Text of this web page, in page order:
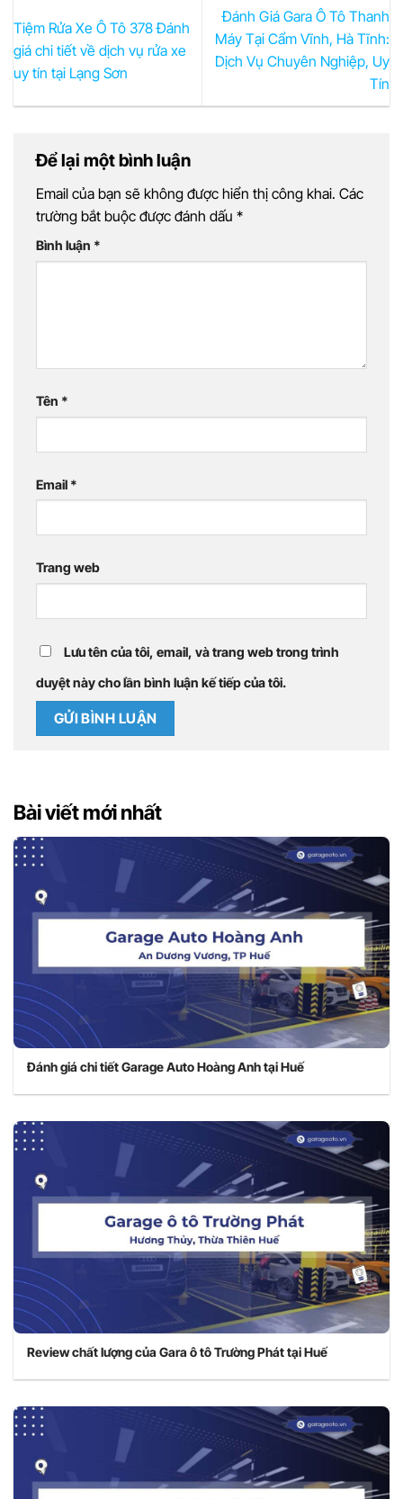
Tiệm Rửa Xe Ô Tô 378 Đánh
giá chi tiết về dịch vụ rửa xe
uy tín tại Lạng Sơn
Đánh Giá Gara Ô Tô Thanh
Máy Tại Cẩm Vĩnh, Hà Tĩnh:
Dịch Vụ Chuyên Nghiệp, Uy
Tín
Để lại một bình luận
Email của bạn sẽ không được hiển thị công khai. Các
trường bắt buộc được đánh dấu *
Bình luận *
Tên *
Email *
Trang web
Lưu tên của tôi, email, và trang web trong trình
duyệt này cho lần bình luận kế tiếp của tôi.
Bài viết mới nhất
Đánh giá chi tiết Garage Auto Hoàng Anh tại Huế
Review chất lượng của Gara ô tô Trường Phát tại Huế